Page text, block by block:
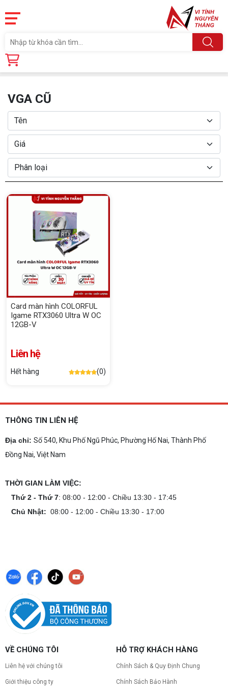
Trang chủ
VGA CŨ
Card màn hình COLORFUL
Igame RTX3060 Ultra W OC
12GB-V
Liên hệ
Hết hàng (0)
THÔNG TIN LIÊN HỆ
Địa chỉ: Số 540, Khu Phố Ngũ Phúc, Phường Hố Nai, Thành Phố
Đồng Nai, Việt Nam
THỜI GIAN LÀM VIỆC:
Thứ 2 - Thứ 7: 08:00 - 12:00 - Chiều 13:30 - 17:45
Chủ Nhật: 08:00 - 12:00 - Chiều 13:30 - 17:00
VỀ CHÚNG TÔI
Liên hệ với chúng tôi
Giới thiệu công ty
HỖ TRỢ KHÁCH HÀNG
Chính Sách & Quy Định Chung
Chính Sách Bảo Hành